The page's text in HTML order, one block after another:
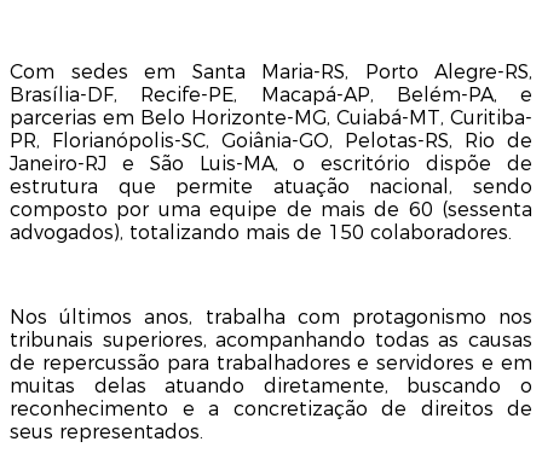
Com sedes em Santa Maria-RS, Porto Alegre-RS,
Brasília-DF, Recife-PE, Macapá-AP, Belém-PA, e
parcerias em Belo Horizonte-MG, Cuiabá-MT, Curitiba-
PR, Florianópolis-SC, Goiânia-GO, Pelotas-RS, Rio de
Janeiro-RJ e São Luis-MA, o escritório dispõe de
estrutura que permite atuação nacional, sendo
composto por uma equipe de mais de 60 (sessenta
advogados), totalizando mais de 150 colaboradores.
Nos últimos anos, trabalha com protagonismo nos
tribunais superiores, acompanhando todas as causas
de repercussão para trabalhadores e servidores e em
muitas delas atuando diretamente, buscando o
reconhecimento e a concretização de direitos de
seus representados.